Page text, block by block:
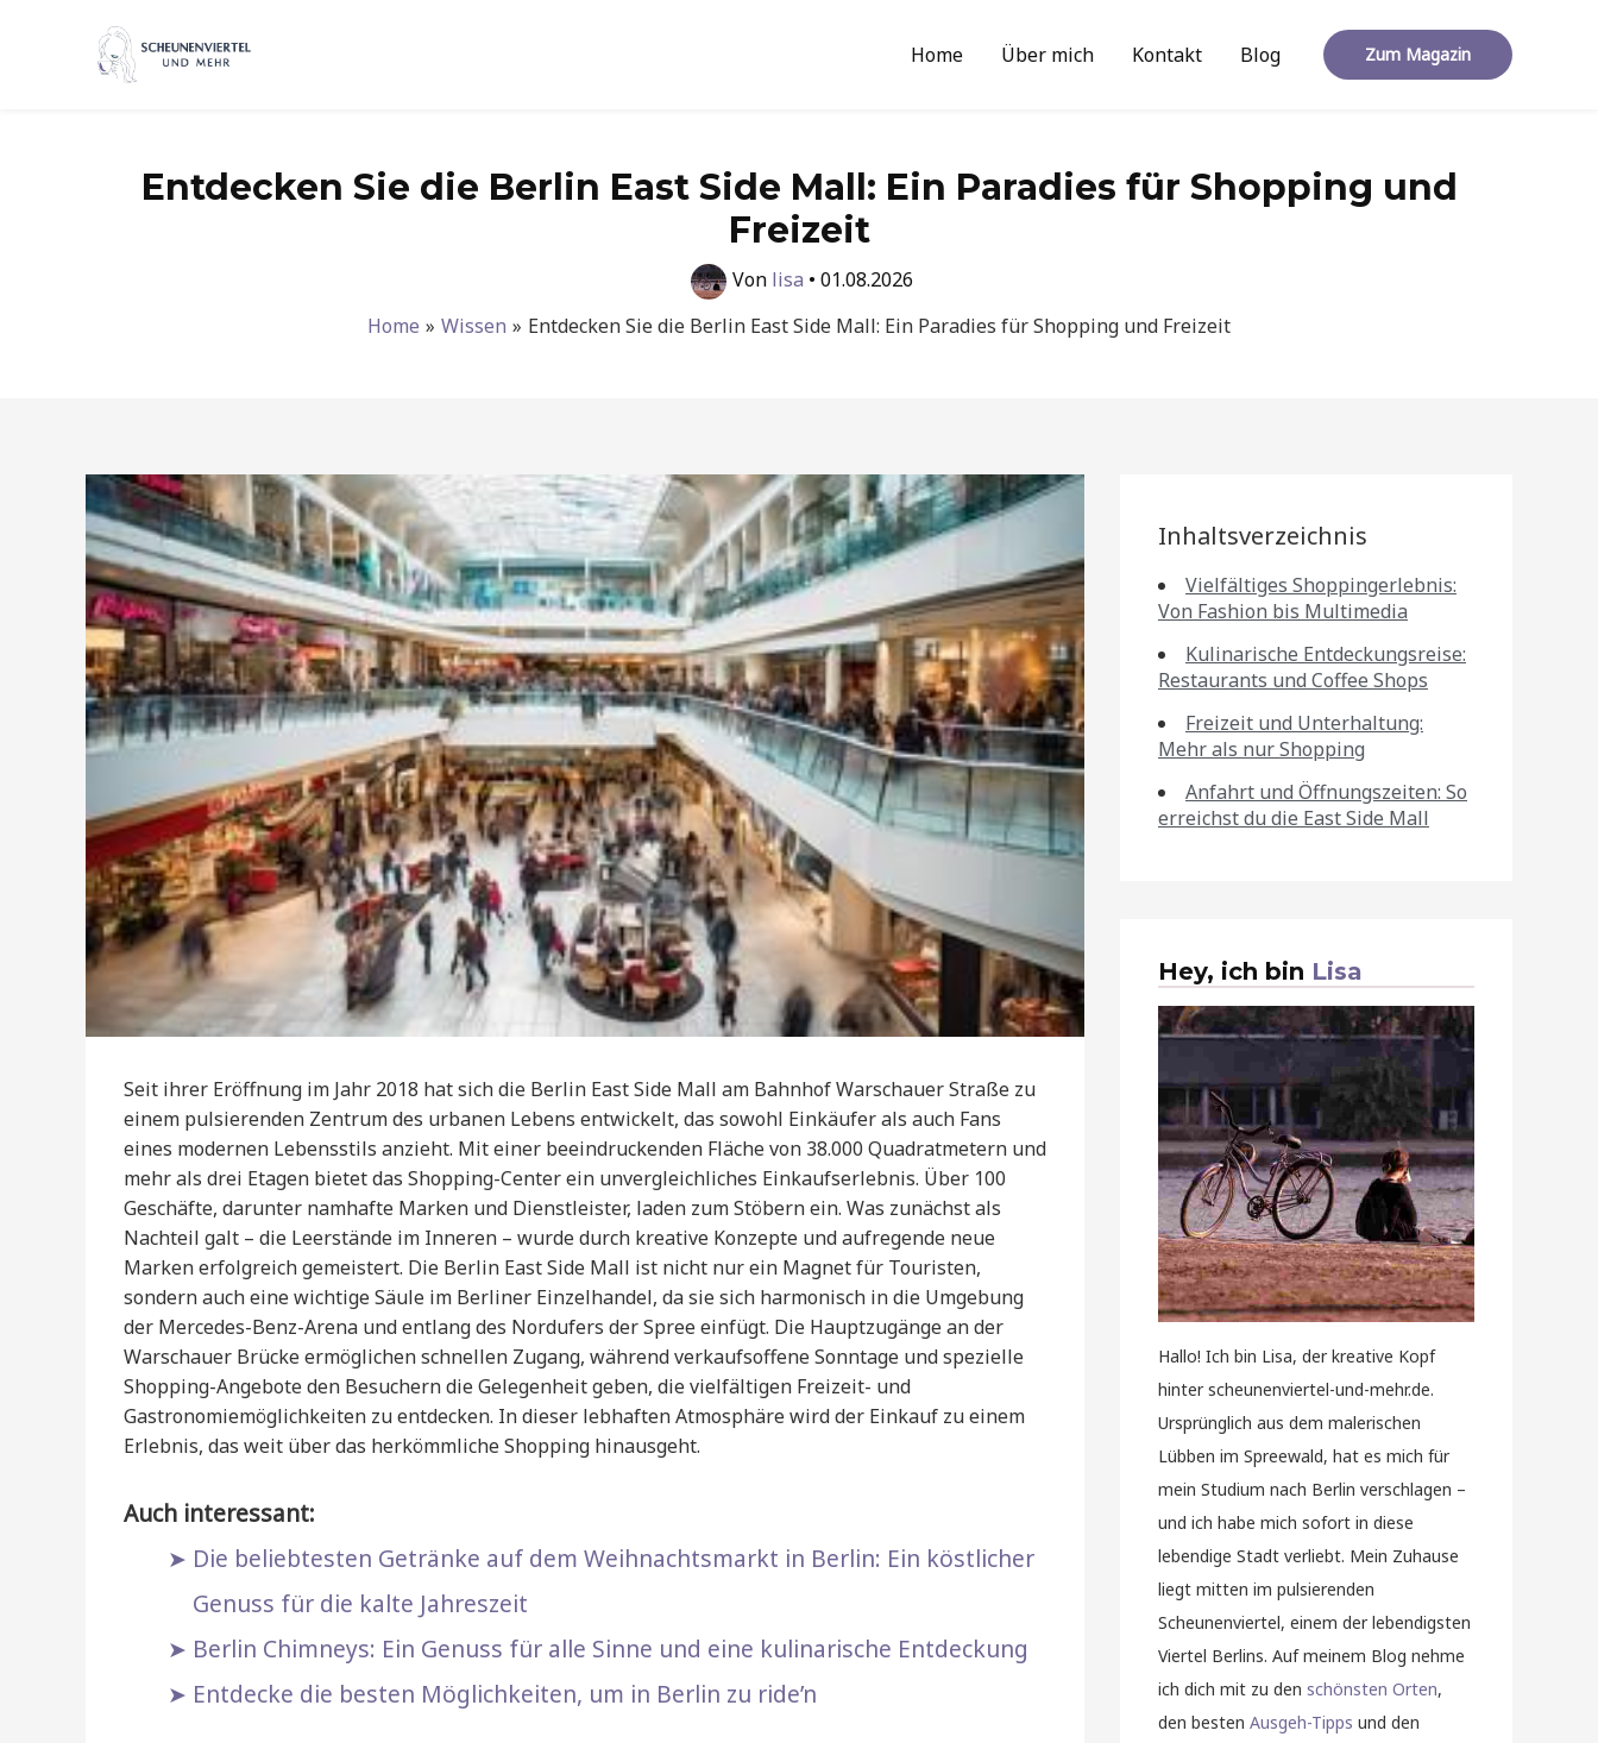
Home Über mich Kontakt Blog Zum Magazin
Entdecken Sie die Berlin East Side Mall: Ein Paradies für Shopping und
Freizeit
Von lisa • 01.08.2026
Home
Wissen Entdecken Sie die Berlin East Side Mall: Ein Paradies für Shopping und Freizeit
Seit ihrer Eröffnung im Jahr 2018 hat sich die Berlin East Side Mall am Bahnhof Warschauer Straße zu
einem pulsierenden Zentrum des urbanen Lebens entwickelt, das sowohl Einkäufer als auch Fans
eines modernen Lebensstils anzieht. Mit einer beeindruckenden Fläche von 38.000 Quadratmetern und
mehr als drei Etagen bietet das Shopping-Center ein unvergleichliches Einkaufserlebnis. Über 100
Geschäfte, darunter namhafte Marken und Dienstleister, laden zum Stöbern ein. Was zunächst als
Nachteil galt – die Leerstände im Inneren – wurde durch kreative Konzepte und aufregende neue
Marken erfolgreich gemeistert. Die Berlin East Side Mall ist nicht nur ein Magnet für Touristen,
sondern auch eine wichtige Säule im Berliner Einzelhandel, da sie sich harmonisch in die Umgebung
der Mercedes-Benz-Arena und entlang des Nordufers der Spree einfügt. Die Hauptzugänge an der
Warschauer Brücke ermöglichen schnellen Zugang, während verkaufsoffene Sonntage und spezielle
Shopping-Angebote den Besuchern die Gelegenheit geben, die vielfältigen Freizeit- und
Gastronomiemöglichkeiten zu entdecken. In dieser lebhaften Atmosphäre wird der Einkauf zu einem
Erlebnis, das weit über das herkömmliche Shopping hinausgeht.
Auch interessant:
Die beliebtesten Getränke auf dem Weihnachtsmarkt in Berlin: Ein köstlicher
Genuss für die kalte Jahreszeit
Berlin Chimneys: Ein Genuss für alle Sinne und eine kulinarische Entdeckung
Entdecke die besten Möglichkeiten, um in Berlin zu ride’n
Inhaltsverzeichnis
Vielfältiges Shoppingerlebnis:
Von Fashion bis Multimedia
Kulinarische Entdeckungsreise:
Restaurants und Coffee Shops
Freizeit und Unterhaltung:
Mehr als nur Shopping
Anfahrt und Öffnungszeiten: So
erreichst du die East Side Mall
Hey, ich bin Lisa
Hallo! Ich bin Lisa, der kreative Kopf
hinter scheunenviertel-und-mehr.de.
Ursprünglich aus dem malerischen
Lübben im Spreewald, hat es mich für
mein Studium nach Berlin verschlagen –
und ich habe mich sofort in diese
lebendige Stadt verliebt. Mein Zuhause
liegt mitten im pulsierenden
Scheunenviertel, einem der lebendigsten
Viertel Berlins. Auf meinem Blog nehme
ich dich mit zu den schönsten Orten,
den besten Ausgeh-Tipps und den